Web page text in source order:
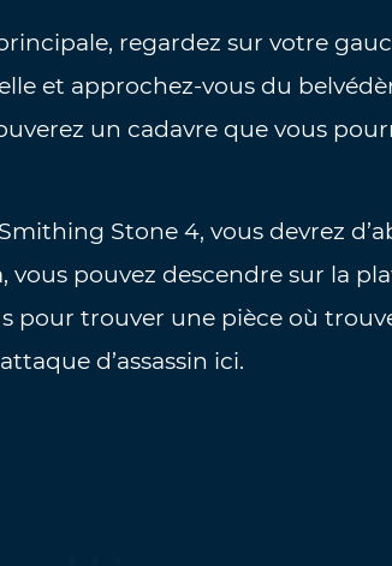
regardez sur votre
et approchez-vous du
un cadavre que vous
Stone 4, vous devrez
vous pouvez descendre sur la
pour trouver une pièce où
d’assassin ici.